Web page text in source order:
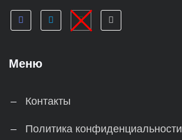
Меню
Контакты
Политика конфиденциальности